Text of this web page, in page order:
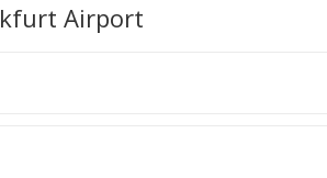
Airport